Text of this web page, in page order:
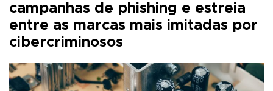
campanhas de phishing e estreia
entre as marcas mais imitadas por
cibercriminosos